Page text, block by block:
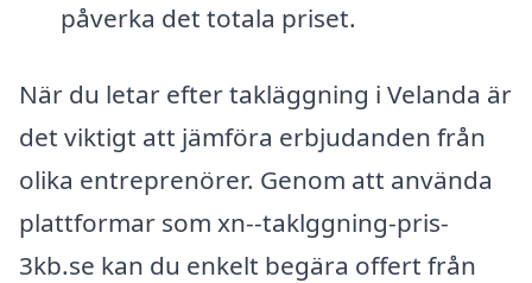
påverka det totala priset.
När du letar efter takläggning i Velanda är
det viktigt att jämföra erbjudanden från
olika entreprenörer. Genom att använda
plattformar som xn--taklggning-pris-
3kb.se kan du enkelt begära offert från